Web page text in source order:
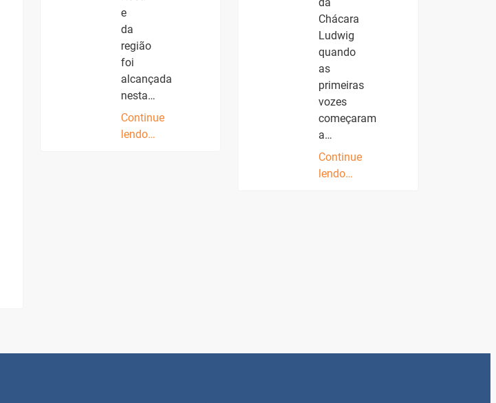
e
da
região
foi
alcançada
nesta…
Continue
lendo…
da
Chácara
Ludwig
quando
as
primeiras
vozes
começaram
a…
Continue
lendo…